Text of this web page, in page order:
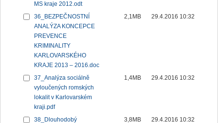
MS kraje 2012.odt
36_BEZPEČNOSTNÍ
ANALÝZA KONCEPCE
PREVENCE
KRIMINALITY
KARLOVARSKÉHO
KRAJE 2013 – 2016.doc
2,1MB 29.4.2016 10:32
37_Analýza sociálně
vyloučených romských
lokalit v Karlovarském
kraji.pdf
1,4MB 29.4.2016 10:32
38_Dlouhodobý
3,8MB 29.4.2016 10:32